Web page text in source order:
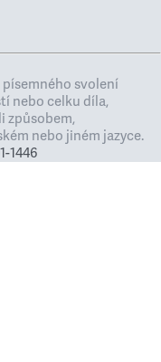
svolení
nebo celku díla,
způsobem,
nebo jiném jazyce.
1446